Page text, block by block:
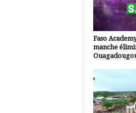
Faso
manche